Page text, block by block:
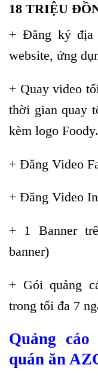
18 TRIỆU
+ Đăng ký địa
website, ứng
+ Quay video
thời gian quay
kèm logo Foody.
+ Đăng Video
+ Đăng Video
+ 1 Banner
banner)
+ Gói quảng
trong tối đa 7
Quảng
quán ăn